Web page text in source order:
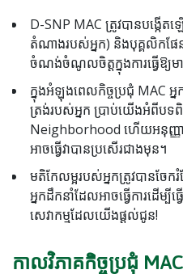
D-SNP MAC ត្រូវបានបង្កើ
តំណាងរបស់អ្នក) និងបុគ្គលិកផ
ចំណង់ចំណូលចិត្តក្នុងការធ្វើឱ្យម
ក្នុងអំឡុងពេលកិច្ចប្រជុំ MAC
ត្រង់របស់អ្នក ប្រាប់យើងអំពីប
Neighborhood ហើយអនុញ្ញ
អាចធ្វើវាបានប្រសើរជាងមុន។
មតិកែលម្អរបស់អ្នកត្រូវបានច
អ្នកដឹកនាំដែលអាចធ្វើការដើម្បីធ្វ
សេវាកម្មដែលយើងផ្តល់ជូន!
កាលវិភាគកិច្ចប្រជុំ